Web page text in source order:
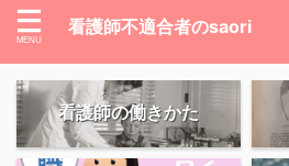
看護師不適合者のsaori
看護師の働きかた